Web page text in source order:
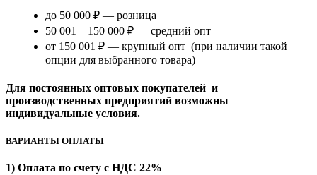
до 50 000 ₽ — розница
50 001 – 150 000 ₽ — средний опт
от 150 001 ₽ — крупный опт (при наличии такой
опции для выбранного товара)
Для постоянных оптовых покупателей и
производственных предприятий возможны
индивидуальные условия.
ВАРИАНТЫ ОПЛАТЫ
1) Оплата по счету с НДС 22%